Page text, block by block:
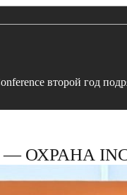
второй год
— ОХРАНА